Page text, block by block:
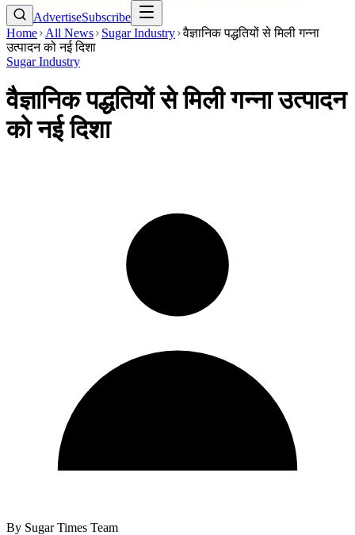
AdvertiseSubscribe
Home
All News Sugar Industry वैज्ञानिक पद्धतियों से मिली गन्ना
उत्पादन को नई दिशा
Sugar Industry
वैज्ञानिक पद्धतियों से मिली गन्ना उत्पादन
को नई दिशा
By Sugar Times Team